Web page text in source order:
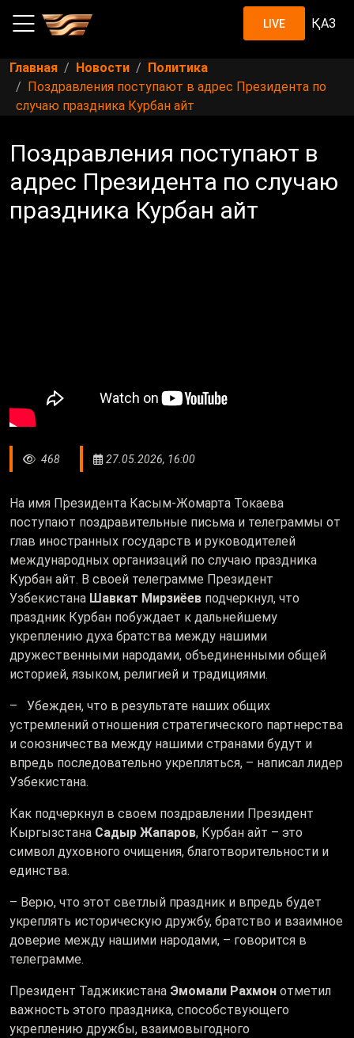
LIVE ҚАЗ
Главная Новости
Политика
Поздравления поступают в адрес Президента по
случаю праздника Курбан айт
Поздравления поступают в
адрес Президента по случаю
праздника Курбан айт
468 27.05.2026, 16:00
На имя Президента Касым-Жомарта Токаева
поступают поздравительные письма и телеграммы от
глав иностранных государств и руководителей
международных организаций по случаю праздника
Курбан айт. В своей телеграмме Президент
Узбекистана Шавкат Мирзиёев подчеркнул, что
праздник Курбан побуждает к дальнейшему
укреплению духа братства между нашими
дружественными народами, объединенными общей
историей, языком, религией и традициями.
– Убежден, что в результате наших общих
устремлений отношения стратегического партнерства
и союзничества между нашими странами будут и
впредь последовательно укрепляться, – написал лидер
Узбекистана.
Как подчеркнул в своем поздравлении Президент
Кыргызстана Садыр Жапаров, Курбан айт – это
символ духовного очищения, благотворительности и
единства.
– Верю, что этот светлый праздник и впредь будет
укреплять историческую дружбу, братство и взаимное
доверие между нашими народами, – говорится в
телеграмме.
Президент Таджикистана Эмомали Рахмон отметил
важность этого праздника, способствующего
укреплению дружбы, взаимовыгодного